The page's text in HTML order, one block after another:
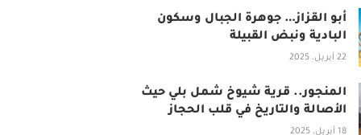
أبو القزاز… جوهرة الجبال وسكون
البادية ونبض القبيلة
22 أبريل، 2025
المنجور.. قرية شيوخ شمل بلي حيث
الأصالة والتاريخ في قلب الحجاز
18 أبريل، 2025